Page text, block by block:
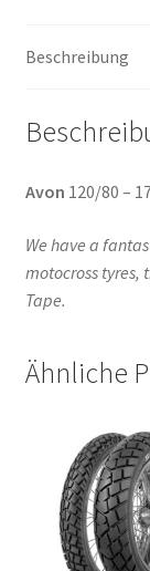
Beschreibung
Avon 120/80 –
We have a
motocross tyres,
Tape.
Ähnliche